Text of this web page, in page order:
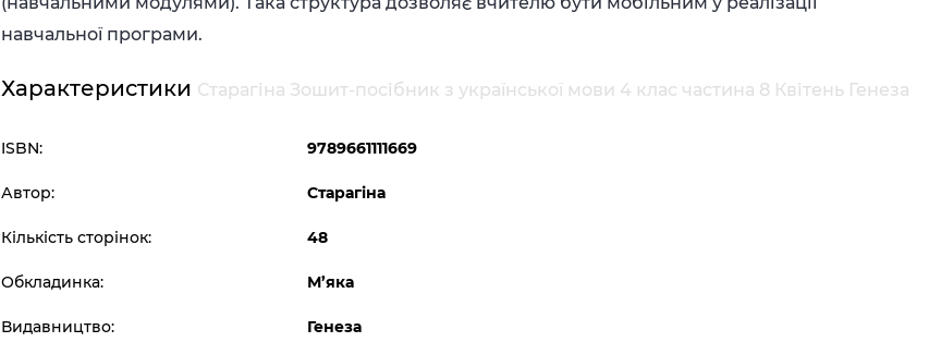
навчальної програми.
Характеристики Старагіна Зошит-посібник з української мови 4 клас частина 8 Квітень Генеза
ISBN: 9789661111669
Автор: Старагіна
Кількість сторінок: 48
Обкладинка: М’яка
Видавництво: Генеза